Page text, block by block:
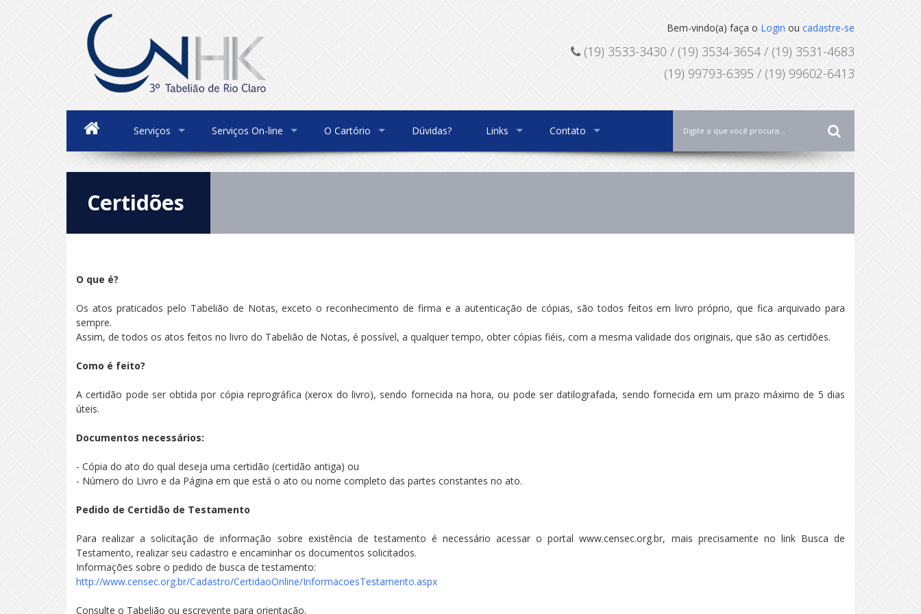
Bem-vindo(a) faça o Login ou cadastre-se
(19) 3533-3430 / (19) 3534-3654 / (19) 3531-4683
(19) 99793-6395 / (19) 99602-6413
Serviços Serviços On-line O Cartório Dúvidas? Links Contato
Certidões
O que é?
Os atos praticados pelo Tabelião de Notas, exceto o reconhecimento de firma e a autenticação de cópias, são todos feitos em livro próprio, que fica arquivado para
sempre.
Assim, de todos os atos feitos no livro do Tabelião de Notas, é possível, a qualquer tempo, obter cópias fiéis, com a mesma validade dos originais, que são as certidões.
Como é feito?
A certidão pode ser obtida por cópia reprográfica (xerox do livro), sendo fornecida na hora, ou pode ser datilografada, sendo fornecida em um prazo máximo de 5 dias
úteis.
Documentos necessários:
- Cópia do ato do qual deseja uma certidão (certidão antiga) ou
- Número do Livro e da Página em que está o ato ou nome completo das partes constantes no ato.
Pedido de Certidão de Testamento
Para realizar a solicitação de informação sobre existência de testamento é necessário acessar o portal www.censec.org.br, mais precisamente no link Busca de
Testamento, realizar seu cadastro e encaminhar os documentos solicitados.
Informações sobre o pedido de busca de testamento:
http://www.censec.org.br/Cadastro/CertidaoOnline/InformacoesTestamento.aspx
Consulte o Tabelião ou escrevente para orientação.